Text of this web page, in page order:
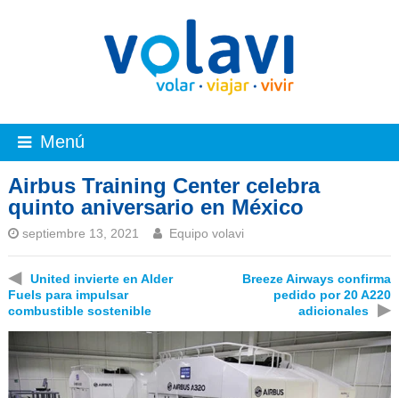
Menú
Airbus Training Center celebra
quinto aniversario en México
septiembre 13, 2021 Equipo volavi
◀
United invierte en Alder
Fuels para impulsar
combustible sostenible
Breeze Airways confirma
pedido por 20 A220
adicionales
▶